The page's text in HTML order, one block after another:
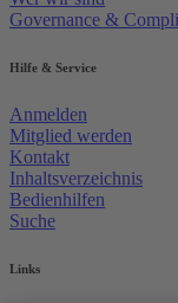
Governance &
Hilfe & Service
Anmelden
Mitglied werden
Kontakt
Inhaltsverzeichnis
Bedienhilfen
Suche
Links